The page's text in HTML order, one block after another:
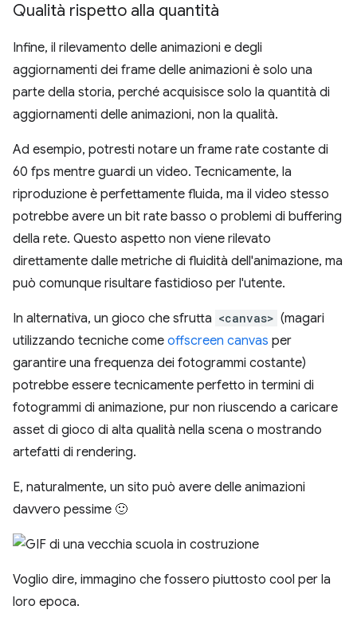
Qualità rispetto alla quantità
Infine, il rilevamento delle animazioni e degli
aggiornamenti dei frame delle animazioni è solo una
parte della storia, perché acquisisce solo la quantità di
aggiornamenti delle animazioni, non la qualità.
Ad esempio, potresti notare un frame rate costante di
60 fps mentre guardi un video. Tecnicamente, la
riproduzione è perfettamente fluida, ma il video stesso
potrebbe avere un bit rate basso o problemi di buffering
della rete. Questo aspetto non viene rilevato
direttamente dalle metriche di fluidità dell'animazione, ma
può comunque risultare fastidioso per l'utente.
In alternativa, un gioco che sfrutta <canvas> (magari
utilizzando tecniche come offscreen canvas per
garantire una frequenza dei fotogrammi costante)
potrebbe essere tecnicamente perfetto in termini di
fotogrammi di animazione, pur non riuscendo a caricare
asset di gioco di alta qualità nella scena o mostrando
artefatti di rendering.
E, naturalmente, un sito può avere delle animazioni
davvero pessime 🙂
Voglio dire, immagino che fossero piuttosto cool per la
loro epoca.